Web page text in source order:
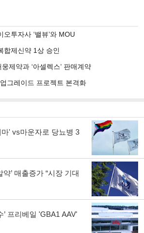
로
기
사
유
기
투자사 ‘밸뷰’와 MOU
합제신약 1상 승인
제약과 ‘아셀렉스’ 판매계약
그레이드 프로젝트 본격화
' vs마운자로 당뇨병 3
약’ 매출증가 “시장 기대
’ 프리베일 'GBA1 AAV'